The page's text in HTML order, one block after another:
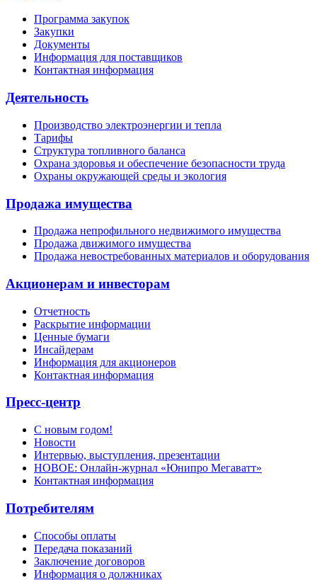
Программа закупок
Закупки
Документы
Информация для поставщиков
Контактная информация
Деятельность
Производство электроэнергии и тепла
Тарифы
Структура топливного баланса
Охрана здоровья и обеспечение безопасности труда
Охраны окружающей среды и экология
Продажа имущества
Продажа непрофильного недвижимого имущества
Продажа движимого имущества
Продажа невостребованных материалов и оборудования
Акционерам и инвесторам
Отчетность
Раскрытие информации
Ценные бумаги
Инсайдерам
Информация для акционеров
Контактная информация
Пресс-центр
С новым годом!
Новости
Интервью, выступления, презентации
НОВОЕ: Онлайн-журнал «Юнипро Мегаватт»
Контактная информация
Потребителям
Способы оплаты
Передача показаний
Заключение договоров
Информация о должниках